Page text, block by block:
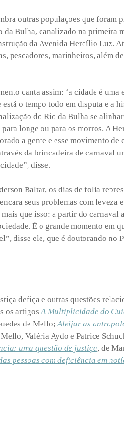
outras populações que foram
Bulha, canalizado na primeira
da Avenida Hercílio Luz.
pescadores, marinheiros, além
canta assim: ‘a cidade é uma
o tempo todo em disputa e a
do Rio da Bulha se
longe ou para os morros. A
a gente e esse movimento de
da brincadeira de carnaval
disse.
Baltar, os dias de folia
seus problemas com leveza
que isso: a partir do carnaval
É o grande momento em
disse ele, que é doutorando no
defiça e outras questões
os artigosA Multiplicidade do
de Mello;Aleijar as
Valéria Aydo e Patrice
uma questão de justiça, de
pessoas com deficiência em